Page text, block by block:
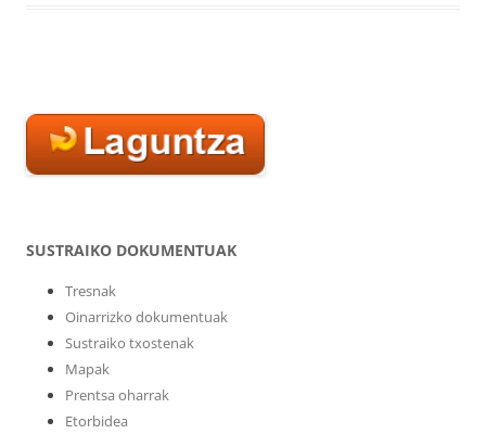
SUSTRAIKO DOKUMENTUAK
Tresnak
Oinarrizko dokumentuak
Sustraiko txostenak
Mapak
Prentsa oharrak
Etorbidea